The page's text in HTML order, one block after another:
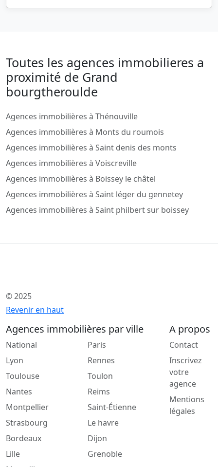
Toutes les agences immobilieres a
proximité de Grand
bourgtheroulde
Agences immobilières à Thénouville
Agences immobilières à Monts du roumois
Agences immobilières à Saint denis des monts
Agences immobilières à Voiscreville
Agences immobilières à Boissey le châtel
Agences immobilières à Saint léger du gennetey
Agences immobilières à Saint philbert sur boissey
© 2025
Revenir en haut
Agences immobilières par ville
National
Lyon
Toulouse
Nantes
Montpellier
Strasbourg
Bordeaux
Lille
Paris
Rennes
Toulon
Reims
Saint-Étienne
Le havre
Dijon
Grenoble
A propos
Contact
Inscrivez
votre
agence
Mentions
légales